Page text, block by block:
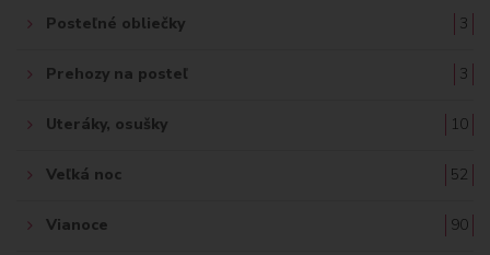
Posteľné obliečky 3
Prehozy na posteľ 3
Uteráky, osušky 10
Veľká noc 52
Vianoce 90